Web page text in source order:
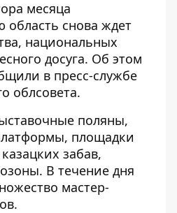
месяца
область снова ждет
национальных
досуга. Об этом
в пресс-службе
облсовета.
поляны,
площадки
забав,
В течение дня
мастер-